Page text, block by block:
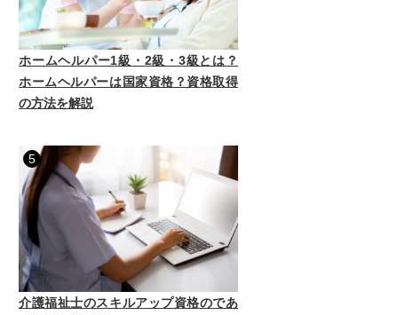
ホームヘルパー1級・2級・3級とは？
ホームヘルパーは国家資格？資格取得
の方法を解説
5
介護福祉士のスキルアップ資格のであ